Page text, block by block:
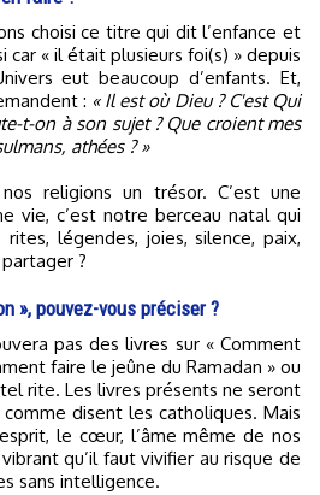
choisi ce titre qui dit l’enfance et
car « il était plusieurs foi(s) » depuis
eut beaucoup d’enfants. Et,
: « Il est où Dieu ? C'est Qui
t-on à son sujet ? Que croient mes
athées ? »
religions un trésor. C’est une
vie, c’est notre berceau natal qui
légendes, joies, silence, paix,
?
», pouvez-vous préciser ?
pas des livres sur « Comment
faire le jeûne du Ramadan » ou
rite. Les livres présents ne seront
disent les catholiques. Mais
le cœur, l’âme même de nos
qu’il faut vivifier au risque de
sans intelligence.